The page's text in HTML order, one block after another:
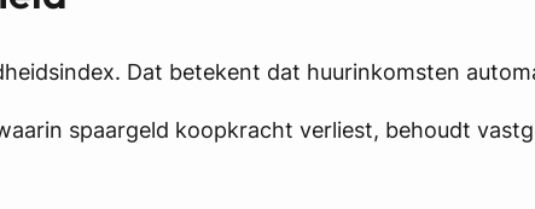
Dat betekent dat huurinkomsten
spaargeld koopkracht verliest, behoudt